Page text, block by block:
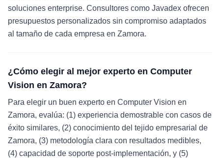
soluciones enterprise. Consultores como Javadex ofrecen
presupuestos personalizados sin compromiso adaptados
al tamaño de cada empresa en Zamora.
¿Cómo elegir al mejor experto en Computer
Vision en Zamora?
Para elegir un buen experto en Computer Vision en
Zamora, evalúa: (1) experiencia demostrable con casos de
éxito similares, (2) conocimiento del tejido empresarial de
Zamora, (3) metodología clara con resultados medibles,
(4) capacidad de soporte post-implementación, y (5)